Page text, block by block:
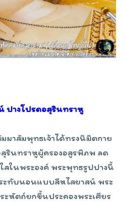
ปางโปรดอสุรินทราหู
มาสัมพุทธเจ้าได้ทรงนิมิตกาย
รินทราหูผู้ครองอสูรพิภพ ลด
สในพระองค์ พระพุทธรูปปางนี้
ทับนอนแบบสีหไสยาสน์ พระ
ะหัตถ์ยกขึ้นประคองพระเศียร